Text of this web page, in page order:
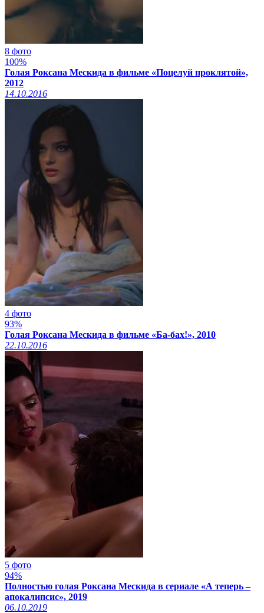
8 фото
100%
Голая Роксана Мескида в фильме «Поцелуй проклятой»,
2012
14.10.2016
4 фото
93%
Голая Роксана Мескида в фильме «Ба-бах!», 2010
22.10.2016
5 фото
94%
Полностью голая Роксана Мескида в сериале «А теперь –
апокалипсис», 2019
06.10.2019